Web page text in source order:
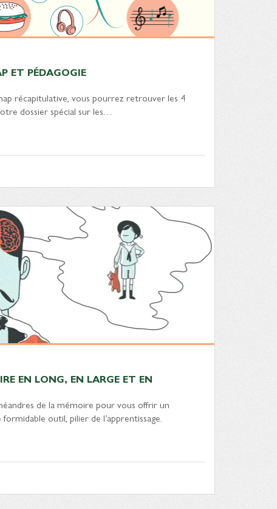
ET PÉDAGOGIE
récapitulative, vous pourrez retrouver les 4
dossier spécial sur les…
EN LONG, EN LARGE ET EN
de la mémoire pour vous offrir un
outil, pilier de l’apprentissage.